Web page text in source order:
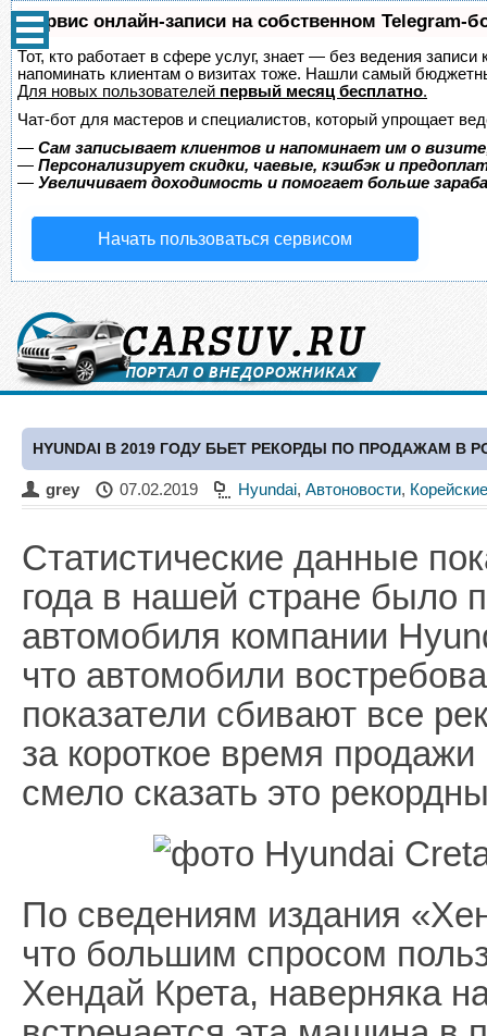
Сервис онлайн-записи на собственном Telegram-
Тот, кто работает в сфере услуг, знает — без ведения
напоминать клиентам о визитах тоже. Нашли самый
Для новых пользователей первый месяц бесплатно.
Чат-бот для мастеров и специалистов, который упрощает
— Сам записывает клиентов и напоминает им о
— Персонализирует скидки, чаевые, кэшбэк и
— Увеличивает доходимость и помогает больше
Начать пользоваться сервисом
HYUNDAI В 2019 ГОДУ БЬЕТ РЕКОРДЫ ПО ПРОДАЖАМ В
grey 07.02.2019 Hyundai, Автоновости,
Статистические данные
года в нашей стране было
автомобиля компании
что автомобили
показатели сбивают все
за короткое время
смело сказать это
По сведениям издания
что большим спросом
Хендай Крета, наверняка